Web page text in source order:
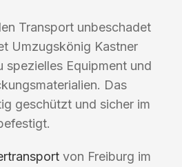
Transport unbeschadet
Umzugskönig Kastner
spezielles Equipment und
Das
geschützt und sicher im
von Freiburg im